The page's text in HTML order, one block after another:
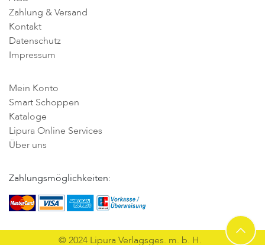
Zahlung & Versand
Kontakt
Datenschutz
Impressum
Mein Konto
Smart Schoppen
Kataloge
Lipura Online Services
Über uns
Zahlungsmöglichkeiten:
© 2024 Lipura Verlagsges. m. b. H.